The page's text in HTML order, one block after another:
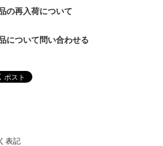
の再入荷について
について問い合わせる
表記